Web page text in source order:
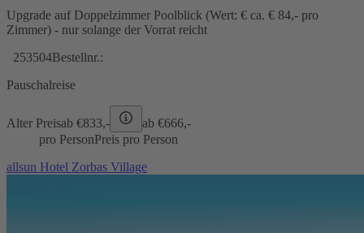
Upgrade auf Doppelzimmer Poolblick (Wert: € ca. € 84,- pro
Zimmer) - nur solange der Vorrat reicht
253504Bestellnr.:
Pauschalreise
Alter Preisab €833,- ab €666,-
pro PersonPreis pro Person
allsun Hotel Zorbas Village